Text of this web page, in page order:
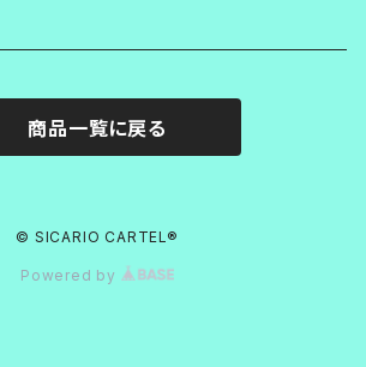
商品一覧に戻る
© SICARIO CARTEL®︎
Powered by